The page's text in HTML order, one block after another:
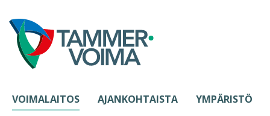
Siirry sisältöön
VOIMALAITOS AJANKOHTAISTA
YMPÄRISTÖ